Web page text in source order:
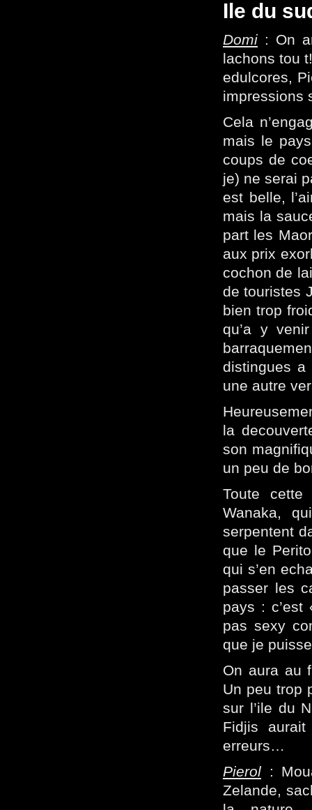
Ile du
Domi : On
lachons tou
edulcores,
impressions
Cela
mais le
coups de
je) ne serai
est belle,
mais la
part les
aux prix
cochon de
de touristes
bien trop
qu’a y
distingues
une autre
la
son
un peu de
Toute
Wanaka,
serpentent
que le
qui s’en
passer les
pays : c’est
pas sexy
que je
On aura au
Un peu trop
sur l’ile du
Fidjis
erreurs…
Pierol :
Zelande,